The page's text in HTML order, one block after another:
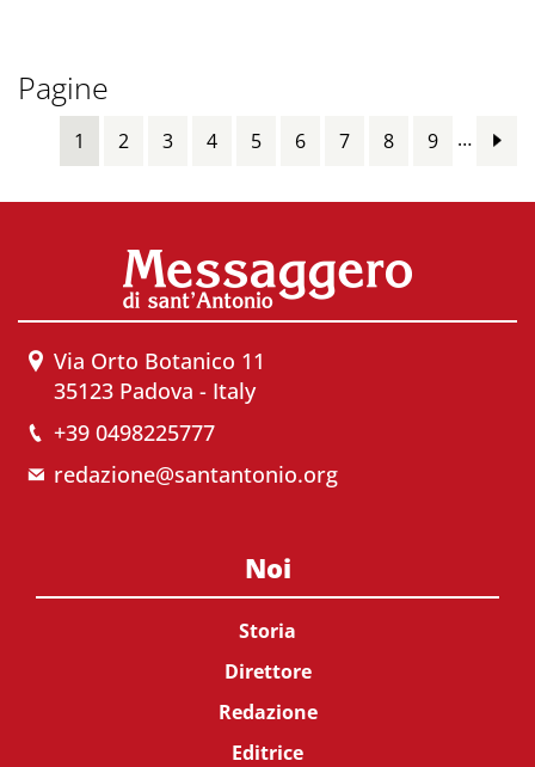
Pagine
1 2 3 4 5 6 7 8 9 …
Via Orto Botanico 11
35123 Padova - Italy
+39 0498225777
redazione@santantonio.org
Noi
Storia
Direttore
Redazione
Editrice